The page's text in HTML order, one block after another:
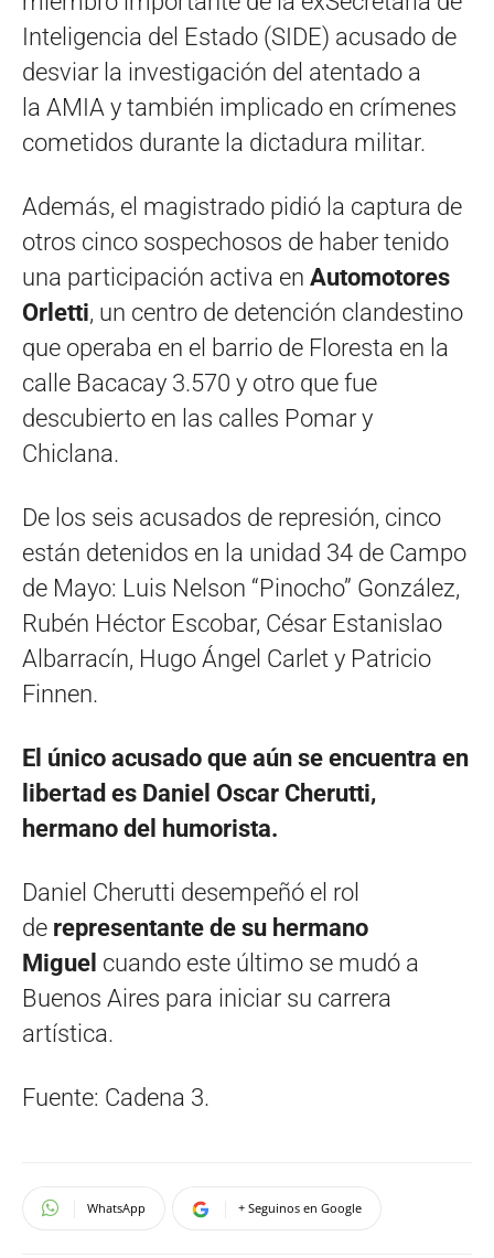
Inteligencia del Estado (SIDE) acusado de
desviar la investigación del atentado a
la AMIA y también implicado en crímenes
cometidos durante la dictadura militar.
Además, el magistrado pidió la captura de
otros cinco sospechosos de haber tenido
una participación activa en Automotores
Orletti, un centro de detención clandestino
que operaba en el barrio de Floresta en la
calle Bacacay 3.570 y otro que fue
descubierto en las calles Pomar y
Chiclana.
De los seis acusados de represión, cinco
están detenidos en la unidad 34 de Campo
de Mayo: Luis Nelson “Pinocho” González,
Rubén Héctor Escobar, César Estanislao
Albarracín, Hugo Ángel Carlet y Patricio
Finnen.
El único acusado que aún se encuentra en
libertad es Daniel Oscar Cherutti,
hermano del humorista.
Daniel Cherutti desempeñó el rol
de representante de su hermano
Miguel cuando este último se mudó a
Buenos Aires para iniciar su carrera
artística.
Fuente: Cadena 3.
WhatsApp + Seguinos en Google